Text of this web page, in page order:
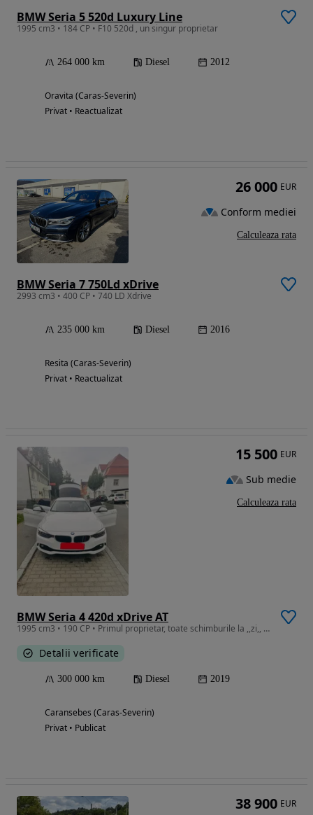
BMW Seria 5 520d Luxury Line
1995 cm3 • 184 CP • F10 520d , un singur proprietar
264 000 km Diesel 2012
Oravita (Caras-Severin)
Privat • Reactualizat
BMW Seria 7 750Ld xDrive
2993 cm3 • 400 CP • 740 LD Xdrive
235 000 km Diesel 2016
Resita (Caras-Severin)
Privat • Reactualizat
26 000 EUR
Conform mediei
Calculeaza rata
BMW Seria 4 420d xDrive AT
1995 cm3 • 190 CP • Primul proprietar, toate schimburile la ,,zi,, cauciucuri vară noi , I
Detalii verificate
300 000 km Diesel 2019
Caransebes (Caras-Severin)
Privat • Publicat
15 500 EUR
Sub medie
Calculeaza rata
38 900 EUR